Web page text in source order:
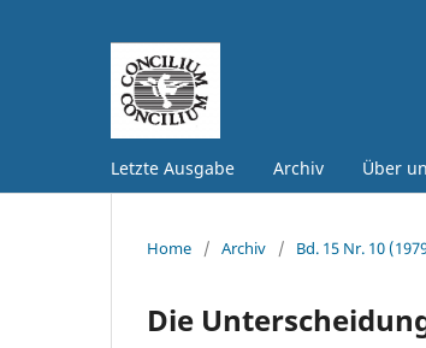
Letzte Ausgabe Archiv Über
Home / Archiv / Bd. 15 Nr. 10
Die